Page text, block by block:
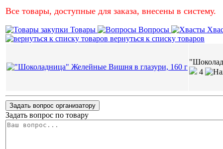
Все товары, доступные для заказа, внесены в систему.
Товары Вопросы
вернуться к списку товаров
4
Задать вопрос организатору
Задать вопрос по товару